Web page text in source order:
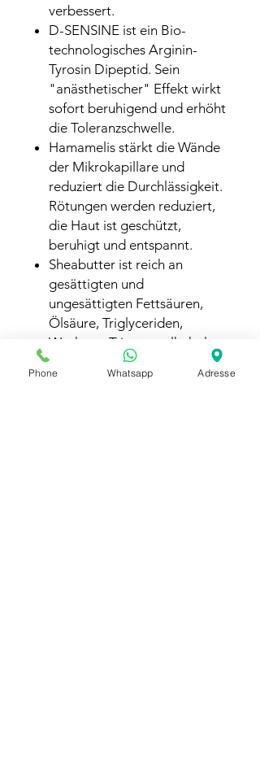
verbessert.
D-SENSINE ist ein Bio-
technologisches Arginin-
Tyrosin Dipeptid. Sein
"anästhetischer" Effekt wirkt
sofort beruhigend und erhöht
die Toleranzschwelle.
Hamamelis stärkt die Wände
der Mikrokapillare und
reduziert die Durchlässigkeit.
Rötungen werden reduziert,
die Haut ist geschützt,
beruhigt und entspannt.
Sheabutter ist reich an
gesättigten und
ungesättigten Fettsäuren,
Ölsäure, Triglyceriden,
Wachsen, Triterpenalkoholen,
Vitamin E, Provitamin A und
Allatonin. Sie hat
Phone Whatsapp Adresse